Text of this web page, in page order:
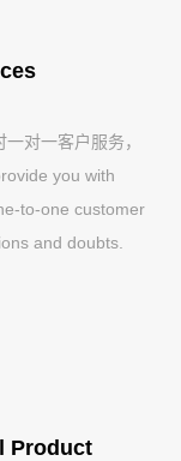
对一客户服务，
you with
to-one customer
and doubts.
Product